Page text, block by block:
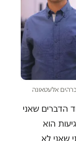
אלעטאונה
הדברים שאני
הוא
שאני לא